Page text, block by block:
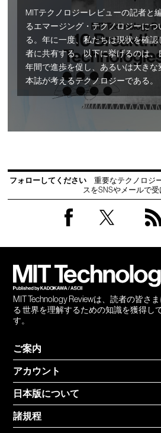
MITテクノロジーレビューの記者と
るエマージング・テクノロジーに
る。年に一度、私たちは現状を確
者に共有する。以下に挙げるのは、
年間で進歩を促し、あるいは大きな
本誌が考えるテクノロジーである。
フォローしてください
重要なテクノロジ
スをSNSやメールで受
MIT Technology Reviewは、読者の皆さ
る 世界を理解するための知識を獲得し
す。
ご案内
アカウント
日本版について
諸規程